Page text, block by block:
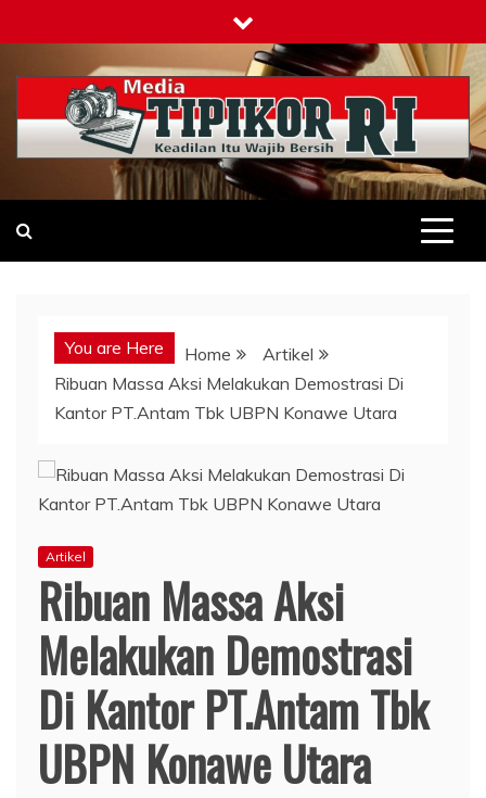
to
content
Tipikor-ri-online.my.id
Keadilan Itu Wajib Bersih
You are Here Home
Artikel
Ribuan Massa Aksi Melakukan Demostrasi Di
Kantor PT.Antam Tbk UBPN Konawe Utara
Artikel
Ribuan Massa Aksi
Melakukan Demostrasi
Di Kantor PT.Antam Tbk
UBPN Konawe Utara